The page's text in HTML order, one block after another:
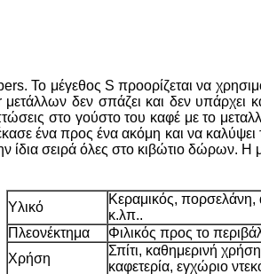
Το μέγεθος S προορίζεται να
δεν σπάζει και δεν
στο γούστο του καφέ με το
ένα προς ένα ακόμη και να
ίδια σειρά όλες στο κιβώτιο δώρων. Η
Υλικό
Κεραμικός, πορσελάνη,
κ.λπ..
Πλεονέκτημα
Φιλικός προς το
Χρήση
Σπίτι, καθημερινή
καφετερία, εγχώριο